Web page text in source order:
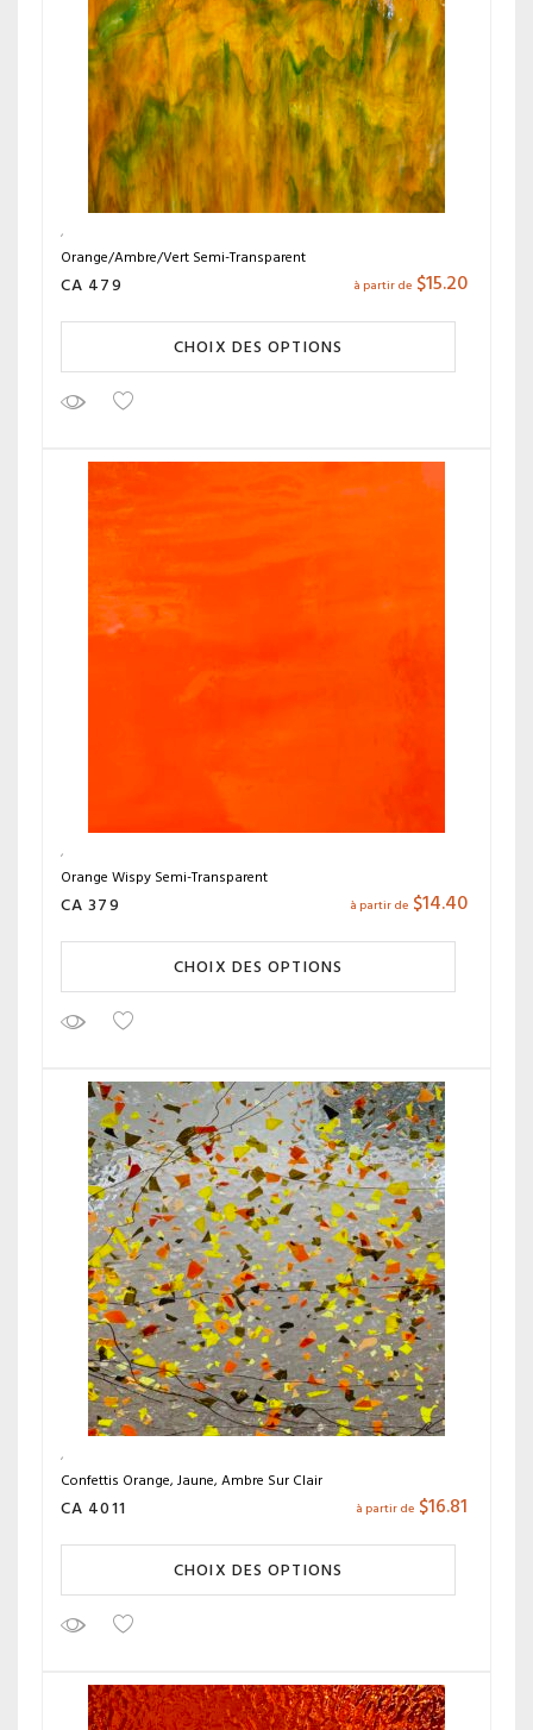
Orange/Ambre/Vert Semi-Transparent
CA 479 à partir de $15.20
CHOIX DES OPTIONS
Orange Wispy Semi-Transparent
CA 379 à partir de $14.40
CHOIX DES OPTIONS
Confettis Orange, Jaune, Ambre Sur Clair
CA 4011 à partir de $16.81
CHOIX DES OPTIONS